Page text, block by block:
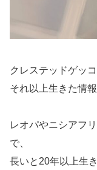
クレステッドゲッ
それ以上生きた情
レオパやニシアフ
で、
長いと20年以上生き